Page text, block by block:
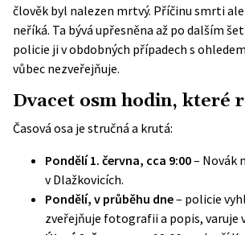
člověk byl nalezen mrtvý. Příčinu smrti
neříká. Ta bývá upřesněna až po dalším
policie ji v obdobných případech s
vůbec nezveřejňuje.
Dvacet osm hodin, které
Časová osa je stručná a krutá:
Pondělí 1. června, cca 9:00– Novák
v Dlažkovicích.
Pondělí, v průběhu dne– policie
zveřejňuje fotografii a popis, varuje